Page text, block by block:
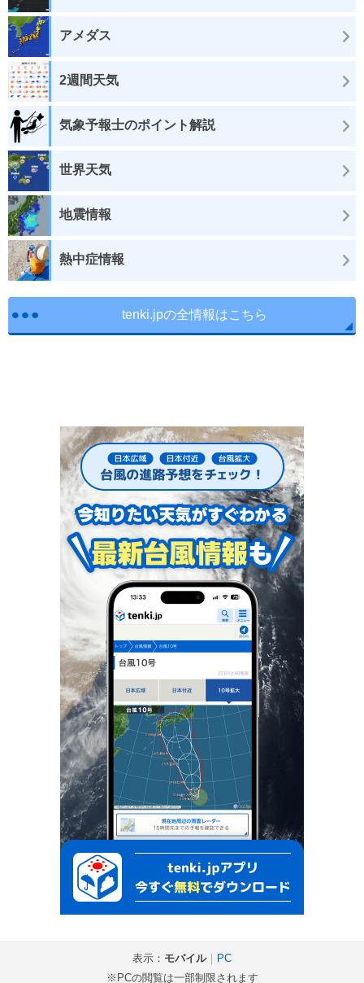
アメダス
2週間天気
気象予報士のポイント解説
世界天気
地震情報
熱中症情報
tenki.jpの全情報はこちら
表示： モバイル｜
PC
※PCの閲覧は一部制限されます